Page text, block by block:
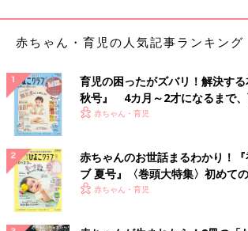
赤ちゃん・育児の人気記事ランキング
育児の困ったがズバリ！解決す
秋号』 4カ月～2才になるまで、
いっぱい！
赤ちゃん・育児
赤ちゃんのお世話まるわかり！
ブ 夏号』〈巻頭大特集〉初めて
く！ おっぱい・ミルクの基本と
赤ちゃん・育児